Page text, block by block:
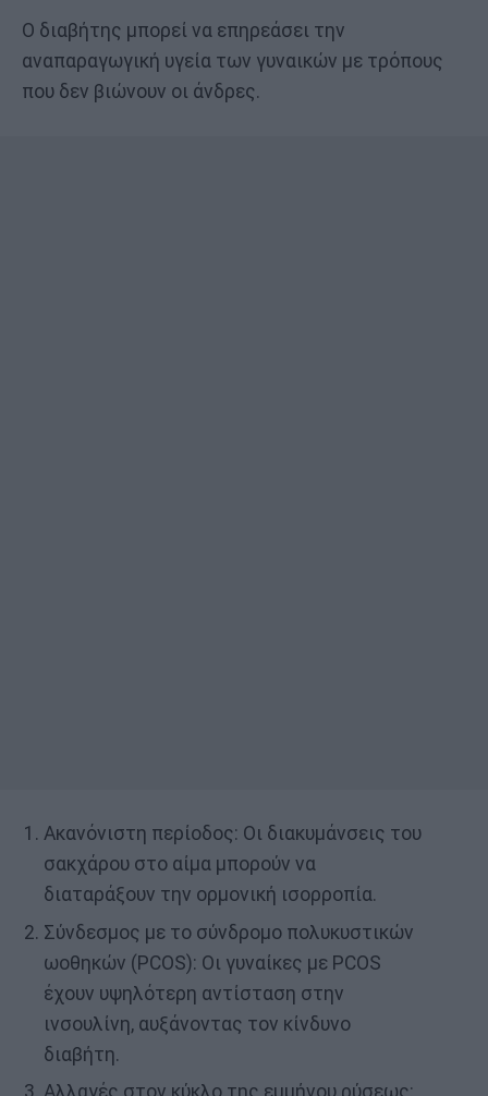
Ο διαβήτης μπορεί να επηρεάσει την
αναπαραγωγική υγεία των γυναικών με τρόπους
που δεν βιώνουν οι άνδρες.
Ακανόνιστη περίοδος: Οι διακυμάνσεις του
σακχάρου στο αίμα μπορούν να
διαταράξουν την ορμονική ισορροπία.
Σύνδεσμος με το σύνδρομο πολυκυστικών
ωοθηκών (PCOS): Οι γυναίκες με PCOS
έχουν υψηλότερη αντίσταση στην
ινσουλίνη, αυξάνοντας τον κίνδυνο
διαβήτη.